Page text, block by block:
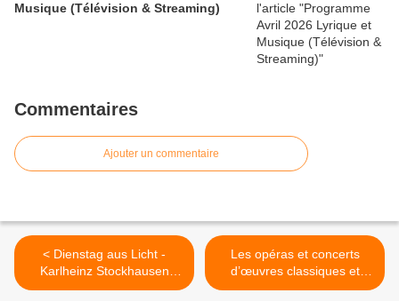
Musique (Télévision & Streaming)
Commentaires
Ajouter un commentaire
< Dienstag aus Licht -
Karlheinz Stockhausen
(Maxime Pascal - Le
Les opéras et concerts
d’œuvres classiques et
lyriques diffusés en direct